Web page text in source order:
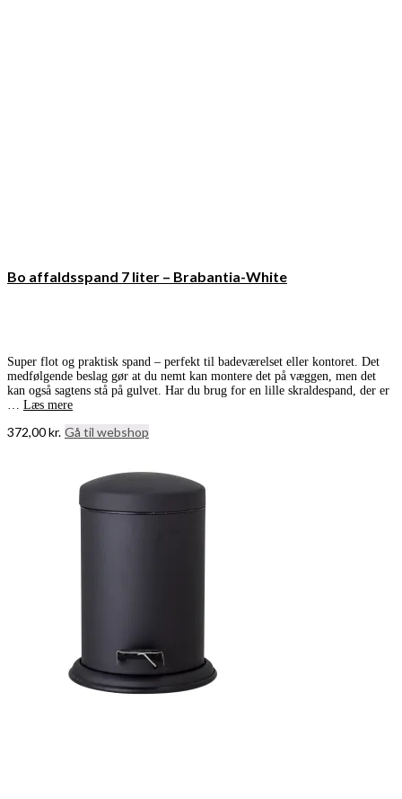
Bo affaldsspand 7 liter – Brabantia-White
Super flot og praktisk spand – perfekt til badeværelset eller kontoret. Det
medfølgende beslag gør at du nemt kan montere det på væggen, men det
kan også sagtens stå på gulvet. Har du brug for en lille skraldespand, der er
Læs mere
372,00kr. Gå til webshop